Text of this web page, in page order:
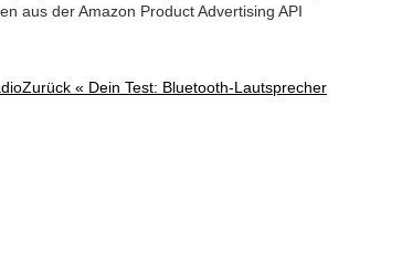
aus der Amazon Product Advertising API
Zurück « Dein Test: Bluetooth-Lautsprecher